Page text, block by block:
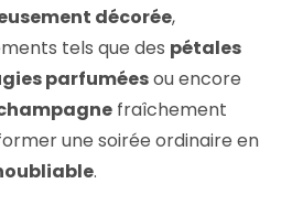
décorée,
tels que des pétales
parfuméesou encore
fraîchement
une soirée ordinaire en
.